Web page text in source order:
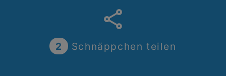
share
2 Schnäppchen teilen